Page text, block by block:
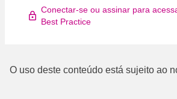
Conectar-se ou assinar para
Best Practice
O uso deste conteúdo está sujeito ao